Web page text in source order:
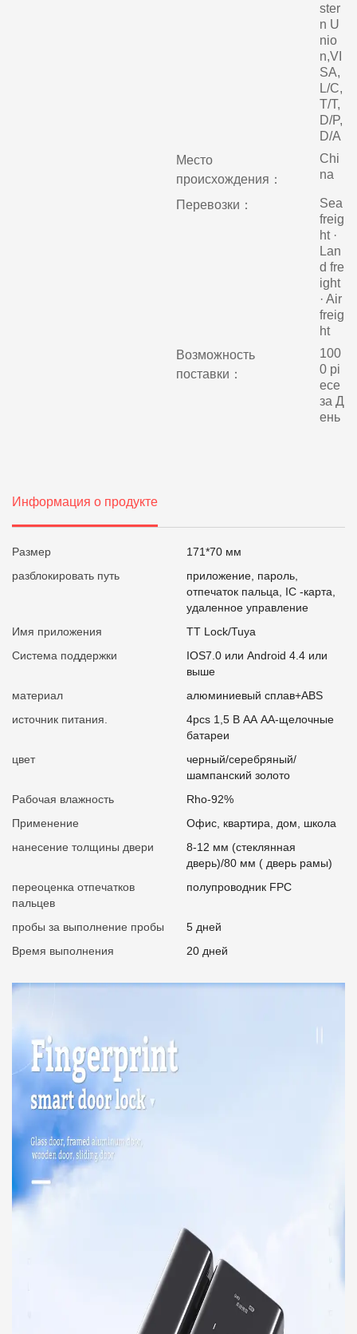
ster
n U
nio
n,VI
SA,
L/C,
T/T,
D/P,
D/A
Место
происхождения：
Chi
na
Перевозки：
Sea
freig
ht ·
Lan
d fre
ight
· Air
freig
ht
Возможность
поставки：
100
0 pi
ece
за Д
ень
Информация о продукте
Размер
171*70 мм
разблокировать путь
приложение, пароль,
отпечаток пальца, IC -карта,
удаленное управление
Имя приложения
TT Lock/Tuya
Система поддержки
IOS7.0 или Android 4.4 или
выше
материал
алюминиевый сплав+ABS
источник питания.
4pcs 1,5 В АА АА-щелочные
батареи
цвет
черный/серебряный/
шампанский золото
Рабочая влажность
Rho-92%
Применение
Офис, квартира, дом, школа
нанесение толщины двери
8-12 мм (стеклянная
дверь)/80 мм ( дверь рамы)
переоценка отпечатков
пальцев
полупроводник FPC
пробы за выполнение пробы
5 дней
Время выполнения
20 дней